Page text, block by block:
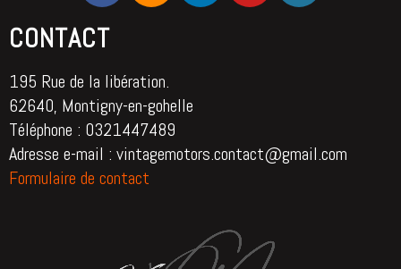
CONTACT
195 Rue de la libération.
62640, Montigny-en-gohelle
Téléphone : 0321447489
Adresse e-mail : vintagemotors.contact@gmail.com
Formulaire de contact